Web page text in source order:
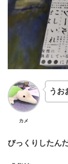
カメ
うお
びっくりしたん